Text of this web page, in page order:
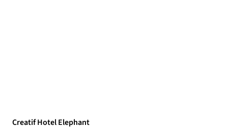
Creatif Hotel Elephant